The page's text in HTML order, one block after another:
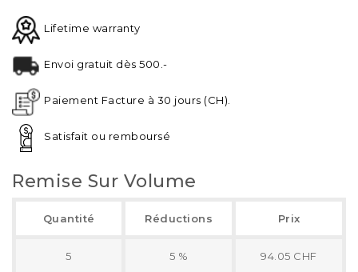
Lifetime warranty
Envoi gratuit dès 500.-
Paiement Facture à 30 jours (CH).
Satisfait ou remboursé
Remise Sur Volume
Quantité Réductions Prix
5 5 % 94.05 CHF